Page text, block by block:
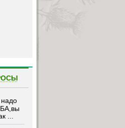
надо
БА,вы
...